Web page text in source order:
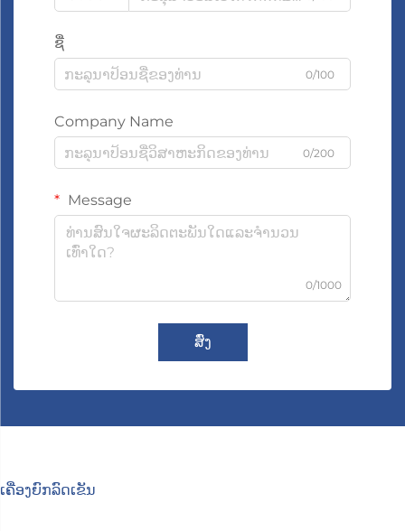
ຊື່
0/100
Company Name
0/200
Message
0/1000
ສົ່ງ
ເຄື່ອງຍົກລົດເຂັນ